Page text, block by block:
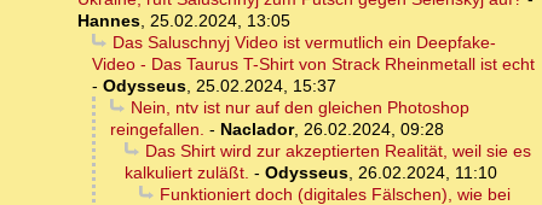
Hannes, 25.02.2024, 13:05
Das Saluschnyj Video ist vermutlich ein Deepfake-
Video - Das Taurus T-Shirt von Strack Rheinmetall ist echt
- Odysseus, 25.02.2024, 15:37
Nein, ntv ist nur auf den gleichen Photoshop
reingefallen. - Naclador, 26.02.2024, 09:28
Das Shirt wird zur akzeptierten Realität, weil sie es
kalkuliert zuläßt. - Odysseus, 26.02.2024, 11:10
Funktioniert doch (digitales Fälschen), wie bei